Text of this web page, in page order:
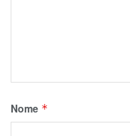
Nome *